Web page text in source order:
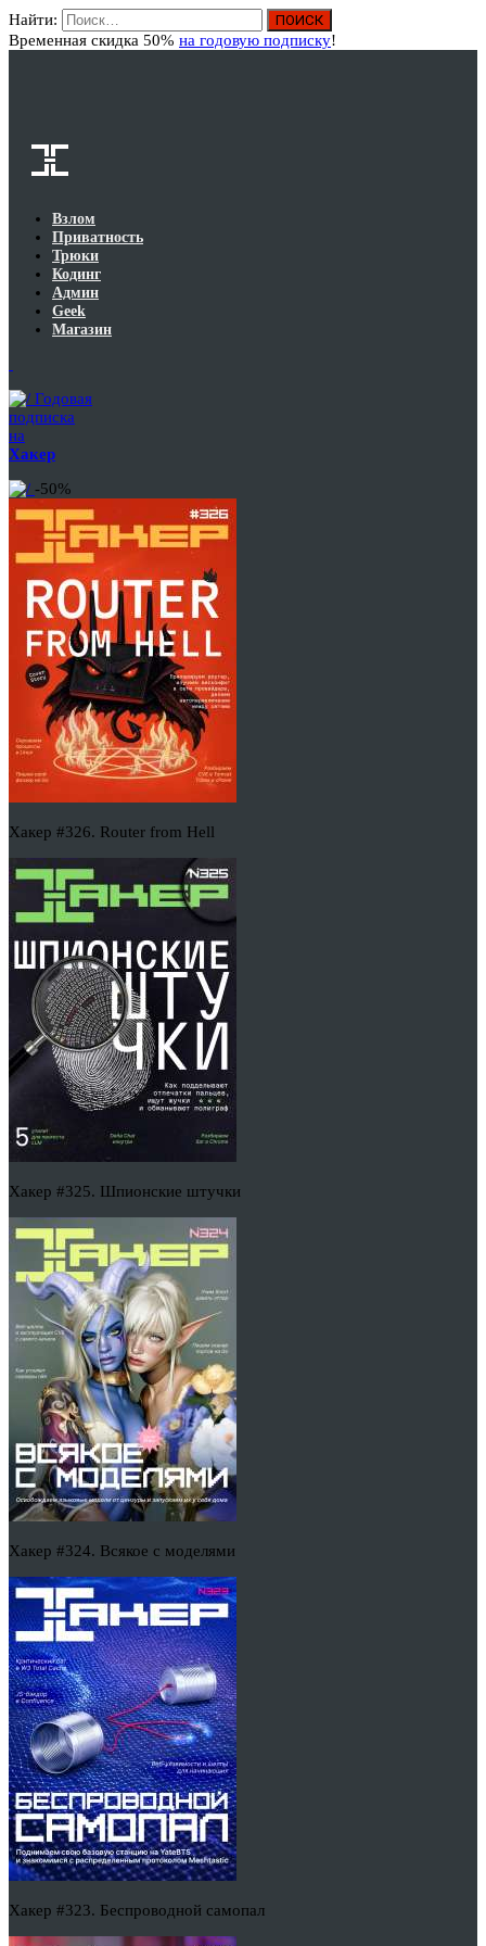
Найти:
Временная скидка 50% на годовую подписку!
Взлом
Приватность
Трюки
Кодинг
Админ
Geek
Магазин
Годовая
подписка
на
Хакер
-50%
Хакер #326. Router from Hell
Хакер #325. Шпионские штучки
Хакер #324. Всякое с моделями
Хакер #323. Беспроводной самопал